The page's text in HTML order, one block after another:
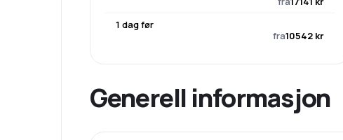
1 dag før
fra10542 kr
Generell informasjon